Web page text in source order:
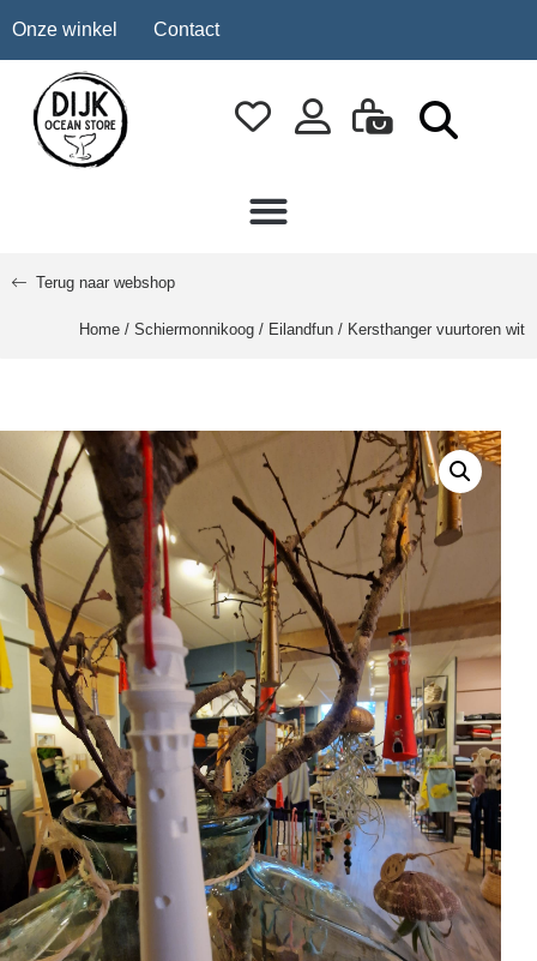
Onze winkel Contact
Terug naar webshop
Home / Schiermonnikoog / Eilandfun / Kersthanger vuurtoren wit